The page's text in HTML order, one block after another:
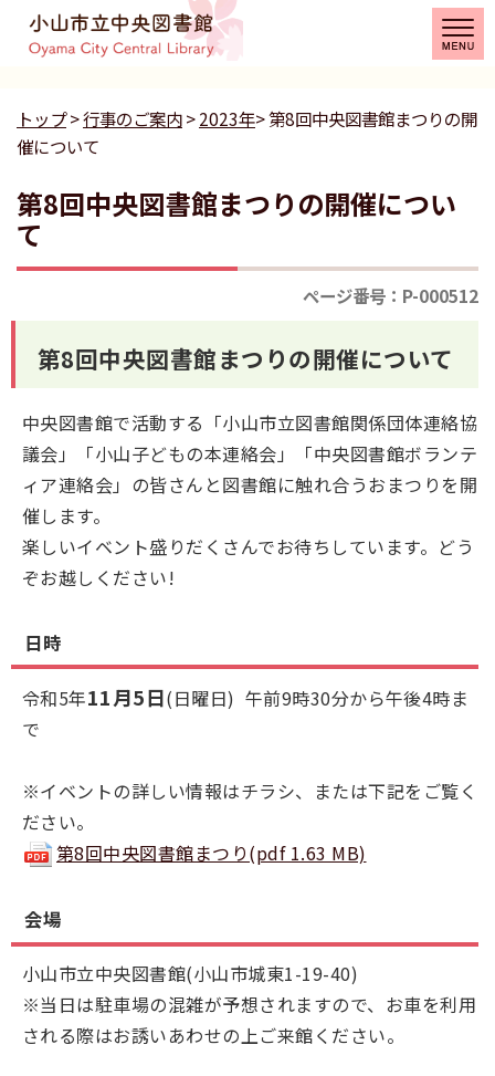
トップ>行事のご案内>2023年> 第8回中央図書館まつりの開
催について
第8回中央図書館まつりの開催につい
て
ページ番号：P-000512
第8回中央図書館まつりの開催について
中央図書館で活動する「小山市立図書館関係団体連絡協
議会」「小山子どもの本連絡会」「中央図書館ボランテ
ィア連絡会」の皆さんと図書館に触れ合うおまつりを開
催します。
楽しいイベント盛りだくさんでお待ちしています。どう
ぞお越しください!
日時
令和5年11月5日(日曜日) 午前9時30分から午後4時ま
で
※イベントの詳しい情報はチラシ、または下記をご覧く
ださい。
第8回中央図書館まつり(pdf 1.63 MB)
会場
小山市立中央図書館(小山市城東1-19-40)
※当日は駐車場の混雑が予想されますので、お車を利用
される際はお誘いあわせの上ご来館ください。